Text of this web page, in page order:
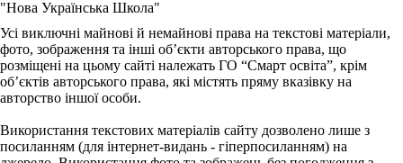
"Нова Українська Школа"
Усі виключні майнові й немайнові права на текстові матеріали,
фото, зображення та інші об’єкти авторського права, що
розміщені на цьому сайті належать ГО “Смарт освіта”, крім
об’єктів авторського права, які містять пряму вказівку на
авторство іншої особи.
Використання текстових матеріалів сайту дозволено лише з
посиланням (для інтернет-видань - гіперпосиланням) на